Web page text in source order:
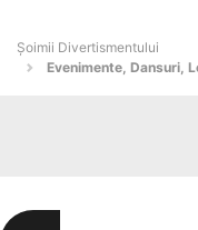
Şoimii Divertismentului
Evenimente, Dansuri,